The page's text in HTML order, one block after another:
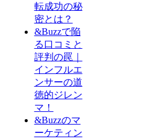
転成功の秘
密とは？
&Buzzで陥
る口コミと
評判の罠｜
インフルエ
ンサーの道
徳的ジレン
マ！
&Buzzのマ
ーケティン